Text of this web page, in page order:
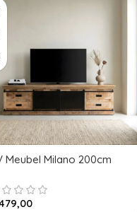
Meubel Milano 200cm